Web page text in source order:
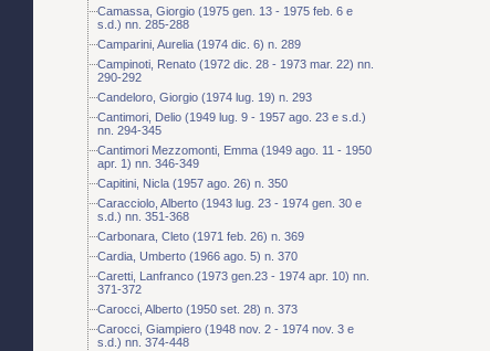
Camassa, Giorgio (1975 gen. 13 - 1975 feb. 6 e
s.d.) nn. 285-288
Camparini, Aurelia (1974 dic. 6) n. 289
Campinoti, Renato (1972 dic. 28 - 1973 mar. 22) nn.
290-292
Candeloro, Giorgio (1974 lug. 19) n. 293
Cantimori, Delio (1949 lug. 9 - 1957 ago. 23 e s.d.)
nn. 294-345
Cantimori Mezzomonti, Emma (1949 ago. 11 - 1950
apr. 1) nn. 346-349
Capitini, Nicla (1957 ago. 26) n. 350
Caracciolo, Alberto (1943 lug. 23 - 1974 gen. 30 e
s.d.) nn. 351-368
Carbonara, Cleto (1971 feb. 26) n. 369
Cardia, Umberto (1966 ago. 5) n. 370
Caretti, Lanfranco (1973 gen.23 - 1974 apr. 10) nn.
371-372
Carocci, Alberto (1950 set. 28) n. 373
Carocci, Giampiero (1948 nov. 2 - 1974 nov. 3 e
s.d.) nn. 374-448